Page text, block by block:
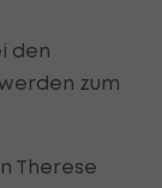
den
zum
Therese